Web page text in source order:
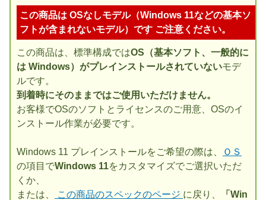
この商品は OSなしモデル（Windows 11などの基本ソ
フトが含まれないモデル）です ご注意ください。
この商品は、標準構成ではOS（基本ソフト、一般的に
は Windows）がプレインストールされていないモデ
ルです。
到着時にそのままではご使用いただけません。
お客様でOSのソフトとライセンスのご用意、OSのイ
ンストール作業が必要です。
Windows 11 プレインストールをご希望の際は、
ＯＳ
の項目でWindows 11をカスタマイズでご選択いただ
くか、
または、
この商品のスペックのページ に戻り、
「Win